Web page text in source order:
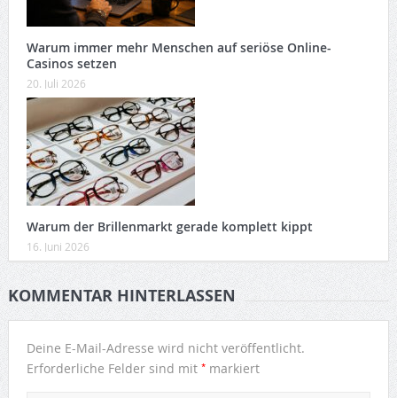
Warum immer mehr Menschen auf seriöse Online-
Casinos setzen
20. Juli 2026
Warum der Brillenmarkt gerade komplett kippt
16. Juni 2026
KOMMENTAR HINTERLASSEN
Deine E-Mail-Adresse wird nicht veröffentlicht.
Erforderliche Felder sind mit *markiert